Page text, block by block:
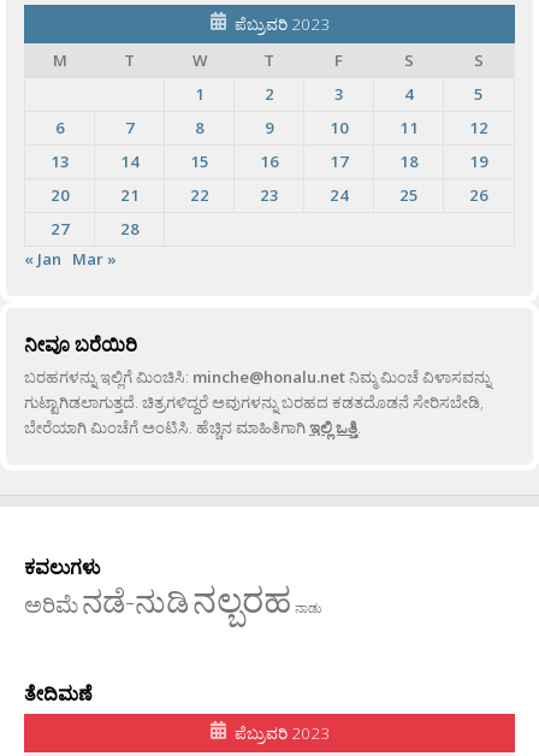
ಪೆಬ್ರುವರಿ 2023
M
T W T F S
S
1
2 3 4
5
6
7 8 9 10 11
12
13
14 15 16 17 18
19
20
21 22 23 24 25
26
27
28
« Jan
Mar »
ನೀವೂ ಬರೆಯಿರಿ
ಬರಹಗಳನ್ನು ಇಲ್ಲಿಗೆ ಮಿಂಚಿಸಿ: minche@honalu.netನಿಮ್ಮ ಮಿಂಚೆ ವಿಳಾಸವನ್ನು
ಗುಟ್ಟಾಗಿಡಲಾಗುತ್ತದೆ. ಚಿತ್ರಗಳಿದ್ದರೆ ಅವುಗಳನ್ನು ಬರಹದ ಕಡತದೊಡನೆ ಸೇರಿಸಬೇಡಿ,
ಬೇರೆಯಾಗಿ ಮಿಂಚೆಗೆ ಅಂಟಿಸಿ. ಹೆಚ್ಚಿನ ಮಾಹಿತಿಗಾಗಿಇಲ್ಲಿ ಒತ್ತಿ.
ಕವಲುಗಳು
ಅರಿಮೆನಡೆ-ನುಡಿನಲ್ಬರಹ ನಾಡು
ತೇದಿಮಣೆ
ಪೆಬ್ರುವರಿ 2023